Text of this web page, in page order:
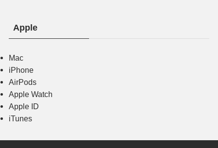
Apple
Mac
iPhone
AirPods
Apple Watch
Apple ID
iTunes